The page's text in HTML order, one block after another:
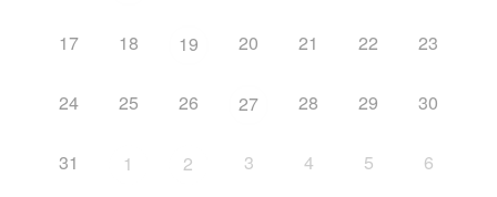
17 18 19 20 21 22 23
24 25 26 27 28 29 30
31 1 2 3 4 5 6